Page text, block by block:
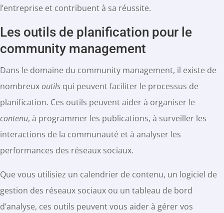
l’entreprise et contribuent à sa réussite.
Les outils de planification pour le
community management
Dans le domaine du community management, il existe de
nombreuxoutils qui peuvent faciliter le processus de
planification. Ces outils peuvent aider à organiser le
contenu, à programmer les publications, à surveiller les
interactions de la communauté et à analyser les
performances des réseaux sociaux.
Que vous utilisiez un calendrier de contenu, un logiciel de
gestion des réseaux sociaux ou un tableau de bord
d’analyse, ces outils peuvent vous aider à gérer vos